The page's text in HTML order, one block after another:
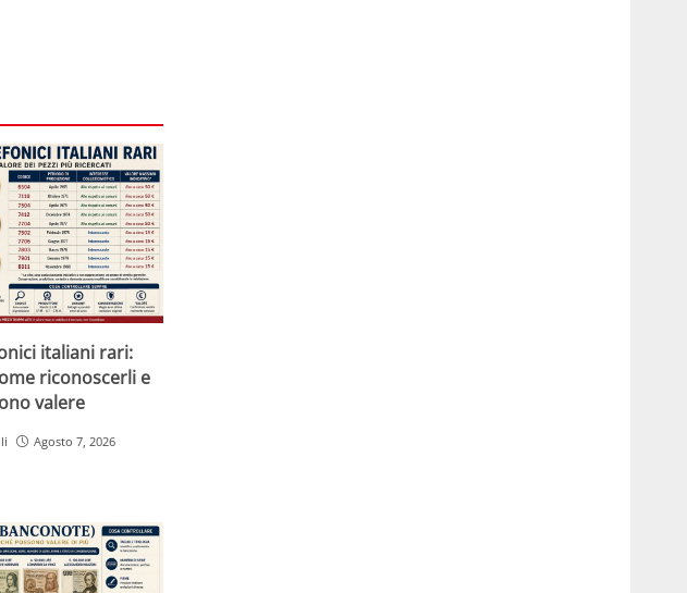
italiani rari:
riconoscerli e
valere
Agosto 7, 2026